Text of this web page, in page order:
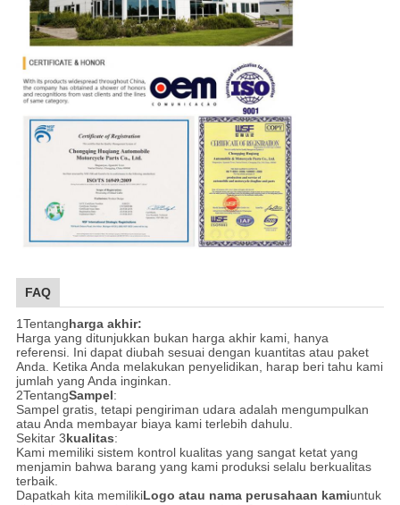
FAQ
1Tentangharga akhir:
Harga yang ditunjukkan bukan harga akhir kami, hanya
referensi. Ini dapat diubah sesuai dengan kuantitas atau paket
Anda. Ketika Anda melakukan penyelidikan, harap beri tahu kami
jumlah yang Anda inginkan.
2TentangSampel:
Sampel gratis, tetapi pengiriman udara adalah mengumpulkan
atau Anda membayar biaya kami terlebih dahulu.
Sekitar 3kualitas:
Kami memiliki sistem kontrol kualitas yang sangat ketat yang
menjamin bahwa barang yang kami produksi selalu berkualitas
terbaik.
Dapatkah kita memilikiLogo atau nama perusahaan kamiuntuk